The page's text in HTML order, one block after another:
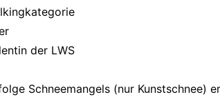
der LWS
Schneemangels (nur Kunstschnee)